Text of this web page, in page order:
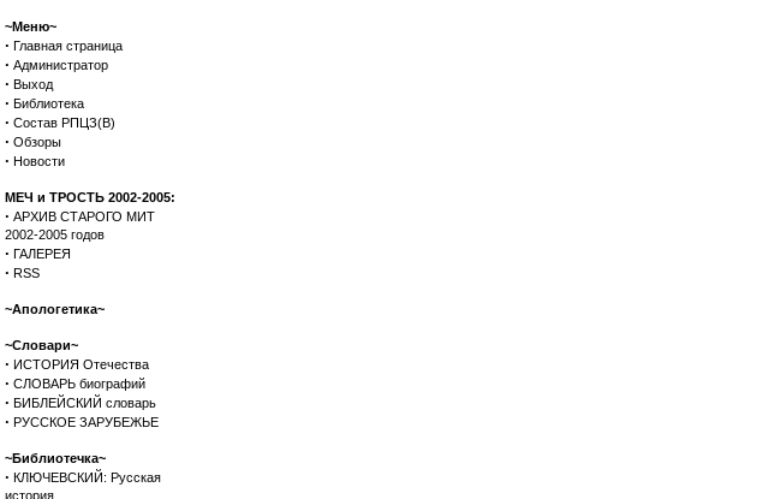
~Меню~
· Главная страница
· Администратор
· Выход
· Библиотека
· Состав РПЦЗ(В)
· Обзоры
· Новости
МЕЧ и ТРОСТЬ 2002-2005:
· АРХИВ СТАРОГО МИТ
2002-2005 годов
· ГАЛЕРЕЯ
· RSS
~Апологетика~
~Словари~
· ИСТОРИЯ Отечества
· СЛОВАРЬ биографий
· БИБЛЕЙСКИЙ словарь
· РУССКОЕ ЗАРУБЕЖЬЕ
~Библиотечка~
· КЛЮЧЕВСКИЙ: Русская
история